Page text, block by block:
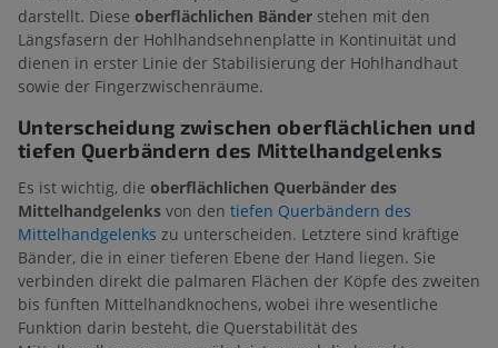
darstellt. Diese oberflächlichen Bänder stehen mit den
Längsfasern der Hohlhandsehnenplatte in Kontinuität und
dienen in erster Linie der Stabilisierung der Hohlhandhaut
sowie der Fingerzwischenräume.
Unterscheidung zwischen oberflächlichen und
tiefen Querbändern des Mittelhandgelenks
Es ist wichtig, die oberflächlichen Querbänder des
Mittelhandgelenks von den tiefen Querbändern des
Mittelhandgelenks zu unterscheiden. Letztere sind kräftige
Bänder, die in einer tieferen Ebene der Hand liegen. Sie
verbinden direkt die palmaren Flächen der Köpfe des zweiten
bis fünften Mittelhandknochens, wobei ihre wesentliche
Funktion darin besteht, die Querstabilität des